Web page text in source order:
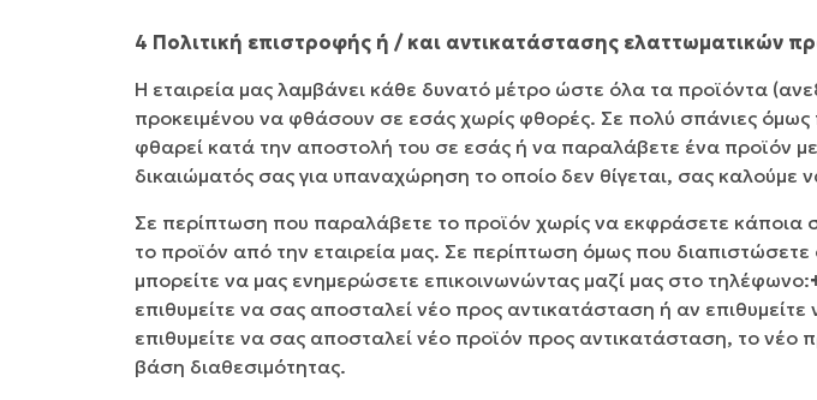
4 Πολιτική επιστροφής ή / και αντικατάστασης ελαττωματικών
Η εταιρεία μας λαμβάνει κάθε δυνατό μέτρο ώστε όλα τα προϊόντα
προκειμένου να φθάσουν σε εσάς χωρίς φθορές. Σε πολύ σπάνιες
φθαρεί κατά την αποστολή του σε εσάς ή να παραλάβετε ένα προϊόν
δικαιώματός σας για υπαναχώρηση το οποίο δεν θίγεται, σας καλούμε
Σε περίπτωση που παραλάβετε το προϊόν χωρίς να εκφράσετε κάποια
το προϊόν από την εταιρεία μας. Σε περίπτωση όμως που
μπορείτε να μας ενημερώσετε επικοινωνώντας μαζί μας στο τηλέφωνο:
επιθυμείτε να σας αποσταλεί νέο προς αντικατάσταση ή αν
επιθυμείτε να σας αποσταλεί νέο προϊόν προς αντικατάσταση, το
βάση διαθεσιμότητας.